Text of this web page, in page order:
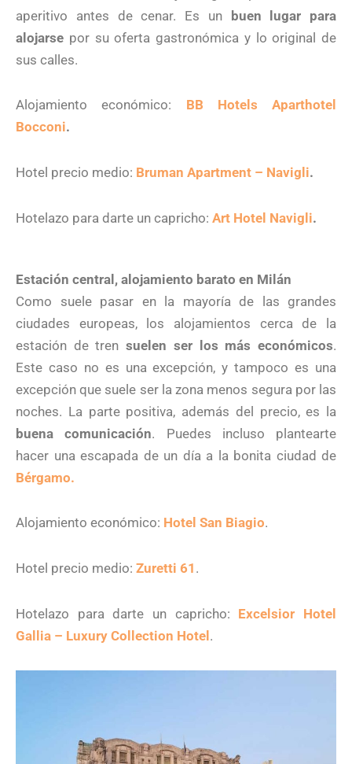
aperitivo antes de cenar. Es un buen lugar para
alojarse por su oferta gastronómica y lo original de
sus calles.
Alojamiento económico: BB Hotels Aparthotel
Bocconi.
Hotel precio medio: Bruman Apartment – Navigli.
Hotelazo para darte un capricho: Art Hotel Navigli.
Estación central, alojamiento barato en Milán
Como suele pasar en la mayoría de las grandes
ciudades europeas, los alojamientos cerca de la
estación de trensuelen ser los más económicos.
Este caso no es una excepción, y tampoco es una
excepción que suele ser la zona menos segura por las
noches. La parte positiva, además del precio, es la
buena comunicación. Puedes incluso plantearte
hacer una escapada de un día a la bonita ciudad de
Bérgamo.
Alojamiento económico: Hotel San Biagio.
Hotel precio medio: Zuretti 61 .
Hotelazo para darte un capricho: Excelsior Hotel
Gallia – Luxury Collection Hotel.